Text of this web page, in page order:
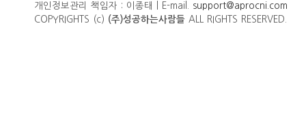
개인정보관리 책임자 : 이종태 | E-mail. support@aprocni.com
COPYRIGHTS (c) (주)성공하는사람들 ALL RIGHTS RESERVED.